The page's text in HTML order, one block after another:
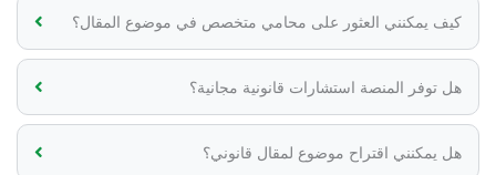
كيف يمكنني العثور على محامي متخصص في موضوع المقال؟
هل توفر المنصة استشارات قانونية مجانية؟
هل يمكنني اقتراح موضوع لمقال قانوني؟